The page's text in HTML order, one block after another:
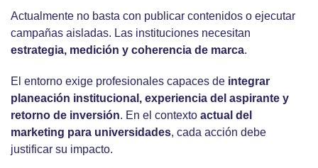
Actualmente no basta con publicar contenidos o ejecutar
campañas aisladas. Las instituciones necesitan
estrategia, medición y coherencia de marca.
El entorno exige profesionales capaces de integrar
planeación institucional, experiencia del aspirante y
retorno de inversión. En el contexto actual del
marketing para universidades, cada acción debe
justificar su impacto.